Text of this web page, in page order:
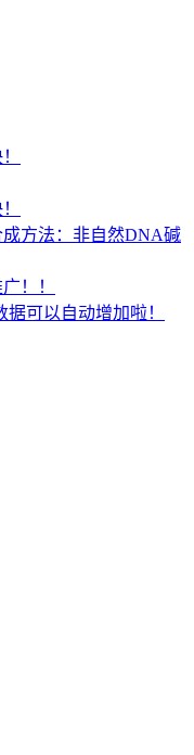
方法：非自然DNA碱
！！
可以自动增加啦！